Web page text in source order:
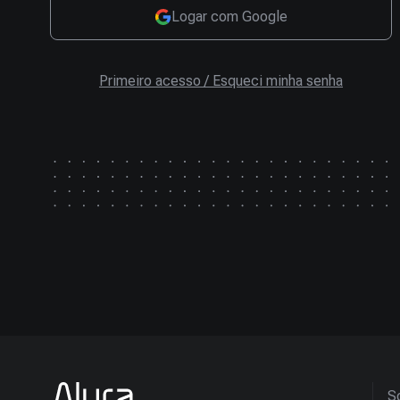
Logar com Google
Primeiro acesso / Esqueci minha senha